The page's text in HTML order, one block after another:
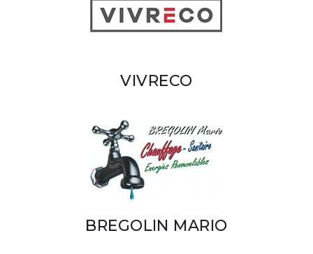
VIVRECO
BREGOLIN MARIO